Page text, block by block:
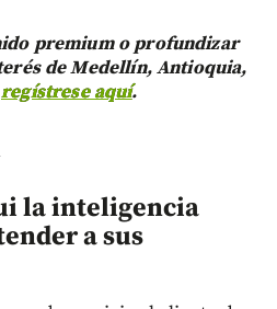
premium o profundizar
de Medellín, Antioquia,
regístrese aquí.
la inteligencia
a sus